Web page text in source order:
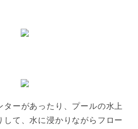
ターがあったり、プールの水上
して、水に浸かりながらフロー